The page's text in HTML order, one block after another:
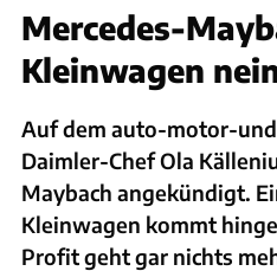
Mercedes-
Kleinwagen
Auf dem auto-motor-
Daimler-Chef Ola
Maybach angekündigt.
Kleinwagen kommt
Profit geht gar nichts